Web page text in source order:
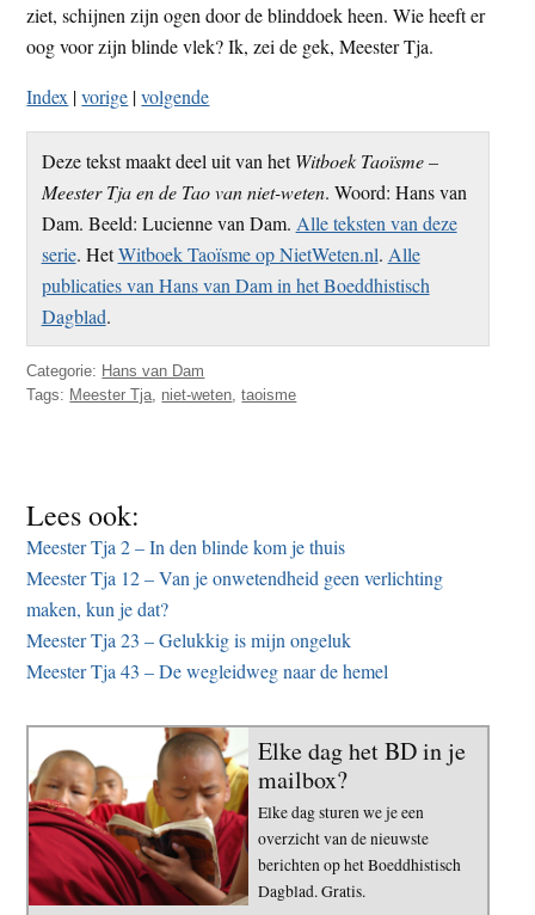
ziet, schijnen zijn ogen door de blinddoek heen. Wie heeft er
oog voor zijn blinde vlek? Ik, zei de gek, Meester Tja.
Index |vorige |volgende
Deze tekst maakt deel uit van hetWitboek Taoïsme –
Meester Tja en de Tao van niet-weten. Woord: Hans van
Dam. Beeld: Lucienne van Dam. Alle teksten van deze
serie. HetWitboek Taoïsme op NietWeten.nl. Alle
publicaties van Hans van Dam in het Boeddhistisch
Dagblad.
Categorie: Hans van Dam
Tags: Meester Tja, niet-weten,taoisme
Lees ook:
Meester Tja 2 – In den blinde kom je thuis
Meester Tja 12 – Van je onwetendheid geen verlichting
maken, kun je dat?
Meester Tja 23 – Gelukkig is mijn ongeluk
Meester Tja 43 – De wegleidweg naar de hemel
Elke dag het BD in je
mailbox?
Elke dag sturen we je een
overzicht van de nieuwste
berichten op het Boeddhistisch
Dagblad. Gratis.